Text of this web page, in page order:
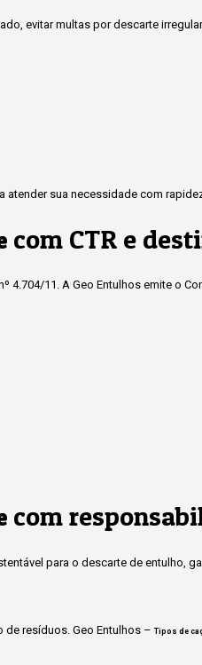
evitar multas por descarte
sua necessidade com
com CTR e
11. A Geo Entulhos emite o
com
para o descarte de entulho,
resíduos. Geo Entulhos – Tipos de